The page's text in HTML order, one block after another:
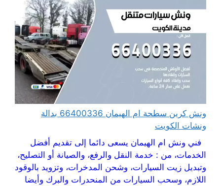
ونش كرين سطحة ام الهيمان 66400336 بدالة
ونشات الكويت
فني ونش ام الهيمان يسعى دائما إلى تقديم أفضل
الخدمات، من : خدمة النقل والرفع، والصيانة أو التصليح،
وتبديل زيت السيارات، وشحن المدخرات، وتزويد بالوقود
اللازم، وسحب السيارات من المنحدرات والبرك وأيضا